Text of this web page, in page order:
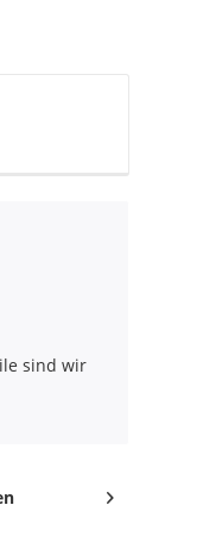
sind wir